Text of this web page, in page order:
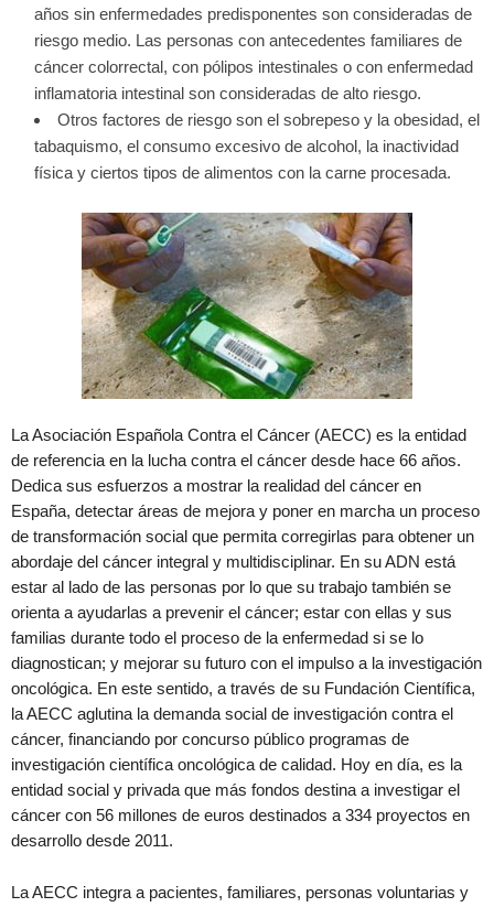
años sin enfermedades predisponentes son consideradas de
riesgo medio. Las personas con antecedentes familiares de
cáncer colorrectal, con pólipos intestinales o con enfermedad
inflamatoria intestinal son consideradas de alto riesgo.
Otros factores de riesgo son el sobrepeso y la obesidad, el
tabaquismo, el consumo excesivo de alcohol, la inactividad
física y ciertos tipos de alimentos con la carne procesada.
La Asociación Española Contra el Cáncer (AECC) es la entidad
de referencia en la lucha contra el cáncer desde hace 66 años.
Dedica sus esfuerzos a mostrar la realidad del cáncer en
España, detectar áreas de mejora y poner en marcha un proceso
de transformación social que permita corregirlas para obtener un
abordaje del cáncer integral y multidisciplinar. En su ADN está
estar al lado de las personas por lo que su trabajo también se
orienta a ayudarlas a prevenir el cáncer; estar con ellas y sus
familias durante todo el proceso de la enfermedad si se lo
diagnostican; y mejorar su futuro con el impulso a la investigación
oncológica. En este sentido, a través de su Fundación Científica,
la AECC aglutina la demanda social de investigación contra el
cáncer, financiando por concurso público programas de
investigación científica oncológica de calidad. Hoy en día, es la
entidad social y privada que más fondos destina a investigar el
cáncer con 56 millones de euros destinados a 334 proyectos en
desarrollo desde 2011.
La AECC integra a pacientes, familiares, personas voluntarias y